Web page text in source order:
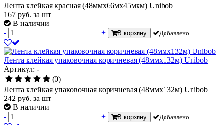
Лента клейкая красная (48ммх66мх45мкм) Unibob
167 руб. за шт
В наличии
-
+ В корзину Добавлено
Лента клейкая упаковочная коричневая (48ммх132м) Unibob
Артикул: -
(0)
Лента клейкая упаковочная коричневая (48ммх132м) Unibob
242 руб. за шт
В наличии
-
+ В корзину Добавлено